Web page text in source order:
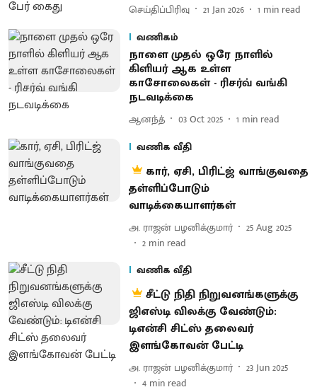
செய்திப்பிரிவு 21 Jan 2026 1 min read
வணிகம்
நாளை முதல் ஒரே நாளில்
கிளியர் ஆக உள்ள
காசோலைகள் - ரிசர்வ் வங்கி
நடவடிக்கை
ஆனந்த் 03 Oct 2025 1 min read
வணிக வீதி
கார், ஏசி, பிரிட்ஜ் வாங்குவதை
தள்ளிப்போடும்
வாடிக்கையாளர்கள்
அ. ராஜன் பழனிக்குமார்
25 Aug 2025
2 min read
வணிக வீதி
சீட்டு நிதி நிறுவனங்களுக்கு
ஜிஎஸ்டி விலக்கு வேண்டும்:
டிஎன்சி சிட்ஸ் தலைவர்
இளங்கோவன் பேட்டி
அ. ராஜன் பழனிக்குமார்
23 Jun 2025
4 min read